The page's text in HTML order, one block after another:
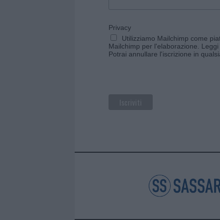
Privacy
Utilizziamo Mailchimp come
Mailchimp per l'elaborazione.
Potrai annullare l'iscrizione in